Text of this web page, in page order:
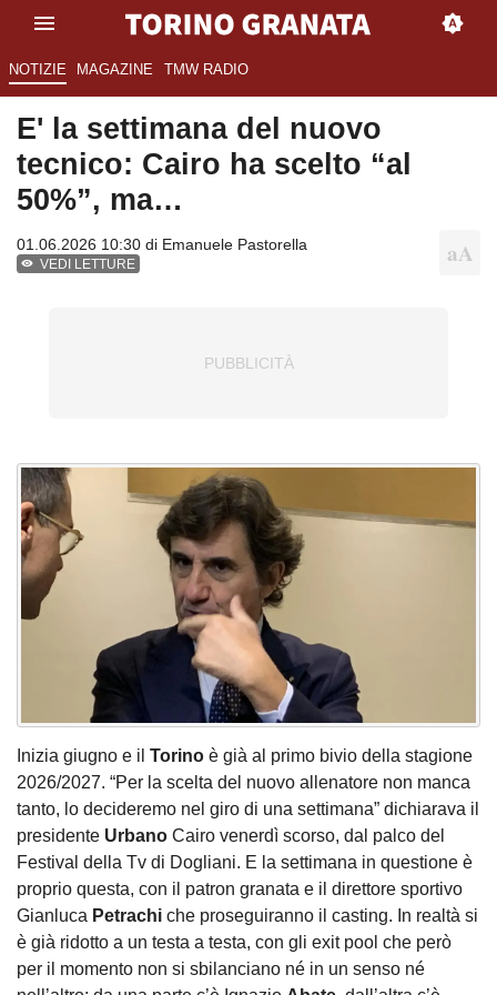
NOTIZIE MAGAZINE TMW RADIO
E' la settimana del nuovo
tecnico: Cairo ha scelto “al
50%”, ma…
01.06.2026 10:30 di Emanuele Pastorella
VEDI LETTURE
Inizia giugno e il Torino è già al primo bivio della stagione
2026/2027. “Per la scelta del nuovo allenatore non manca
tanto, lo decideremo nel giro di una settimana” dichiarava il
presidente Urbano Cairo venerdì scorso, dal palco del
Festival della Tv di Dogliani. E la settimana in questione è
proprio questa, con il patron granata e il direttore sportivo
Gianluca Petrachi che proseguiranno il casting. In realtà si
è già ridotto a un testa a testa, con gli exit pool che però
per il momento non si sbilanciano né in un senso né